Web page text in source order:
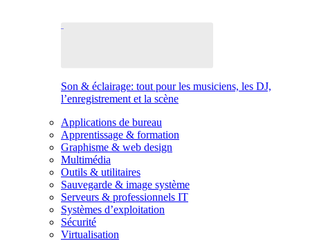
Son & éclairage: tout pour les musiciens, les DJ,
l’enregistrement et la scène
Applications de bureau
Apprentissage & formation
Graphisme & web design
Multimédia
Outils & utilitaires
Sauvegarde & image système
Serveurs & professionnels IT
Systèmes d’exploitation
Sécurité
Virtualisation